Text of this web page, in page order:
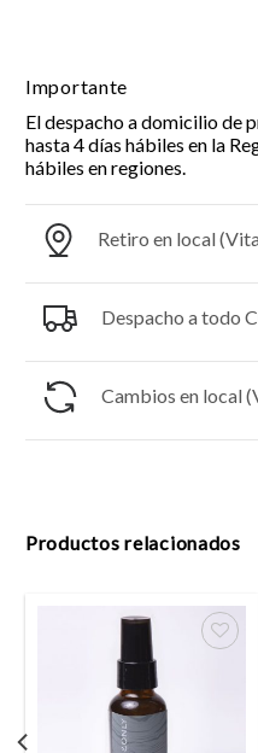
Importante
El despacho a domicilio de
hasta 4 días hábiles en la
hábiles en regiones.
Retiro en local
Despacho a todo
Cambios en local
Productos relacionados